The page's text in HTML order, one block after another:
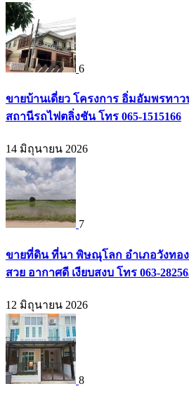
6
ขายบ้านเดี่ยว โครงการ อิ่มอัมพรทา
สถานีรถไฟตลิ่งชัน โทร 065-1515166
14 มิถุนายน 2026
7
ขายที่ดิน ที่นา พิษณุโลก อำเภอวังทอง
สวย อากาศดี เงียบสงบ โทร 063-
12 มิถุนายน 2026
8